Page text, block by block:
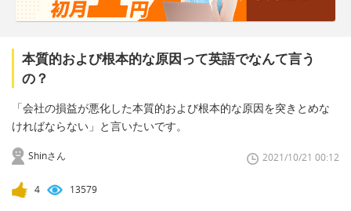
本質的および根本的な原因って英語でなんて言う
の？
「会社の損益が悪化した本質的および根本的な原因を突きとめな
ければならない」と言いたいです。
Shinさん 2021/10/21 00:12
4 13579